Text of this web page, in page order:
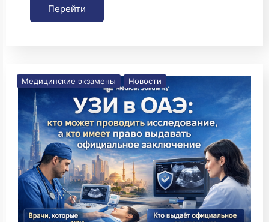
Перейти
Медицинские экзамены Новости